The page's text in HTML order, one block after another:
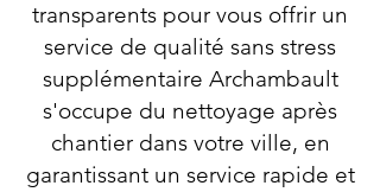
transparents pour vous offrir un
service de qualité sans stress
supplémentaire Archambault
s'occupe du nettoyage après
chantier dans votre ville, en
garantissant un service rapide et